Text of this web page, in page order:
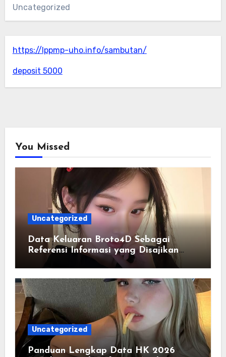
Uncategorized
https://lppmp-uho.info/sambutan/
deposit 5000
You Missed
Uncategorized
Data Keluaran Broto4D Sebagai
Referensi Informasi yang Disajikan
Secara Sistematis
Uncategorized
Panduan Lengkap Data HK 2026